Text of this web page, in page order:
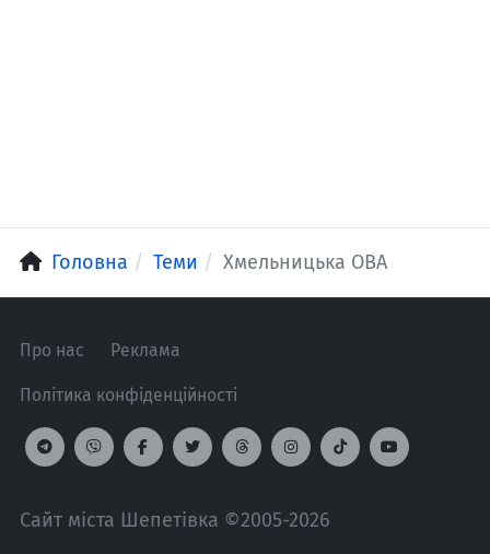
Головна Теми Хмельницька ОВА
Про нас Реклама
Політика конфіденційності
Сайт міста Шепетівка ©2005-2026